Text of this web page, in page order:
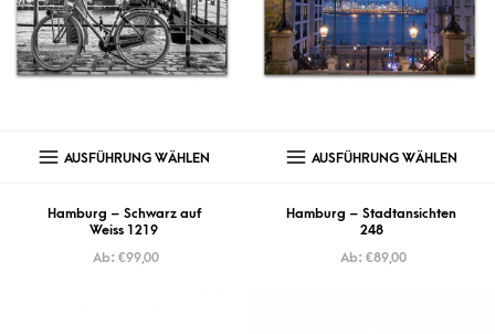
AUSFÜHRUNG WÄHLEN
Hamburg – Schwarz auf
Weiss 1219
Ab: €99,00
AUSFÜHRUNG WÄHLEN
Hamburg – Stadtansichten
248
Ab: €89,00